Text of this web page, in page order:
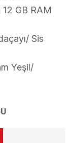
GB RAM
Sis
Yeşil/